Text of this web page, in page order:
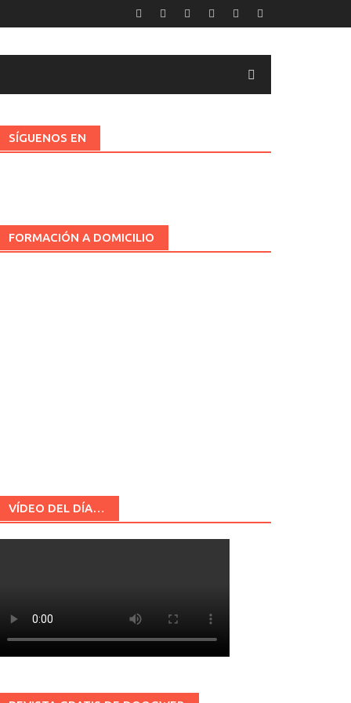
SÍGUENOS EN
FORMACIÓN A DOMICILIO
VÍDEO DEL DÍA…